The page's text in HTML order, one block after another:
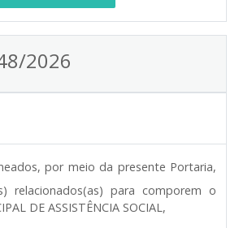
2026
por meio da presente Portaria,
relacionados(as) para comporem o
DE ASSISTÊNCIA SOCIAL,